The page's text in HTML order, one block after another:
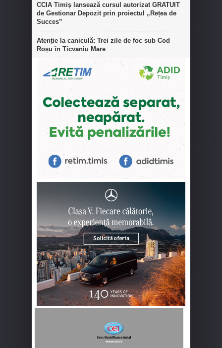
CCIA Timiș lansează cursul autorizat GRATUIT
de Gestionar Depozit prin proiectul „Rețea de
Succes”
Atenție la caniculă: Trei zile de foc sub Cod
Roșu în Ticvaniu Mare